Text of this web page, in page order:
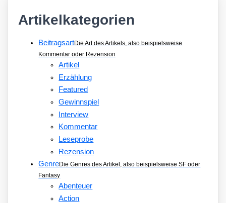
Artikelkategorien
BeitragsartDie Art des Artikels, also beispielsweise
Kommentar oder Rezension
Artikel
Erzählung
Featured
Gewinnspiel
Interview
Kommentar
Leseprobe
Rezension
GenreDie Genres des Artikel, also beispielsweise SF oder
Fantasy
Abenteuer
Action